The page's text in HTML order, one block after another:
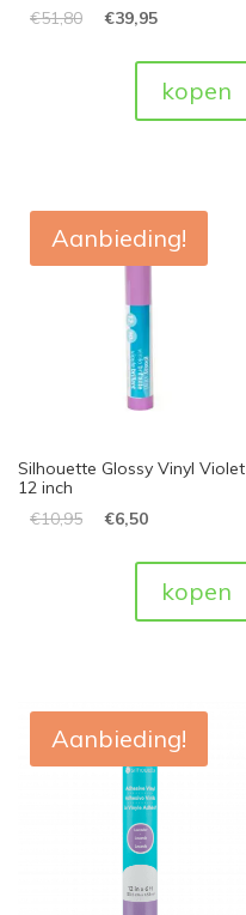
€51,80 €39,95
kopen
Aanbieding!
Silhouette Glossy Vinyl Violet
12 inch
€10,95 €6,50
kopen
Aanbieding!